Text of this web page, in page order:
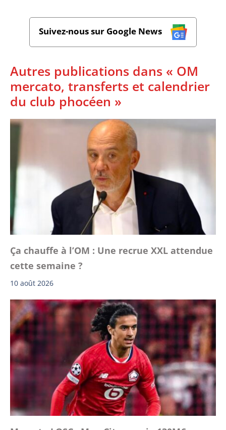
Suivez-nous sur Google News
Autres publications dans « OM
mercato, transferts et calendrier
du club phocéen »
Ça chauffe à l’OM : Une recrue XXL attendue
cette semaine ?
10 août 2026